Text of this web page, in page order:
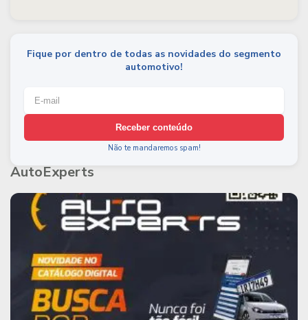
Fique por dentro de todas as novidades do segmento
automotivo!
Receber conteúdo
Não te mandaremos spam!
AutoExperts